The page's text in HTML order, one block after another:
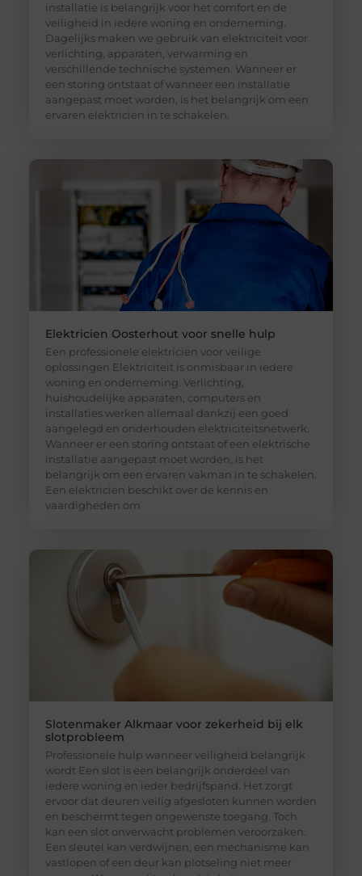
installatie is belangrijk voor het comfort en de
veiligheid in iedere woning en onderneming.
Dagelijks maken we gebruik van elektriciteit voor
verlichting, apparaten, verwarming en
verschillende technische systemen. Wanneer er
een storing ontstaat of wanneer een installatie
aangepast moet worden, is het belangrijk om een
ervaren elektricien in te schakelen.
Elektricien Oosterhout voor snelle hulp
Een professionele elektricien voor veilige
oplossingen Elektriciteit is onmisbaar in iedere
woning en onderneming. Verlichting,
huishoudelijke apparaten, computers en
installaties werken allemaal dankzij een goed
aangelegd en onderhouden elektriciteitsnetwerk.
Wanneer er een storing ontstaat of een elektrische
installatie aangepast moet worden, is het
belangrijk om een ervaren vakman in te schakelen.
Een elektricien beschikt over de kennis en
vaardigheden om
Slotenmaker Alkmaar voor zekerheid bij elk
slotprobleem
Professionele hulp wanneer veiligheid belangrijk
wordt Een slot is een belangrijk onderdeel van
iedere woning en ieder bedrijfspand. Het zorgt
ervoor dat deuren veilig afgesloten kunnen worden
en beschermt tegen ongewenste toegang. Toch
kan een slot onverwacht problemen veroorzaken.
Een sleutel kan verdwijnen, een mechanisme kan
vastlopen of een deur kan plotseling niet meer